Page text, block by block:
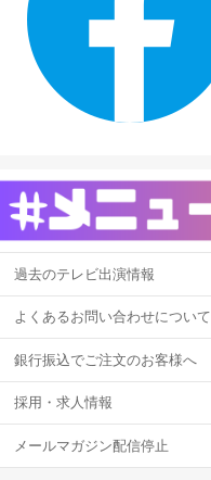
過去のテレビ出演情報
よくあるお問い合わせについて
銀行振込でご注文のお客様へ
採用・求人情報
メールマガジン配信停止